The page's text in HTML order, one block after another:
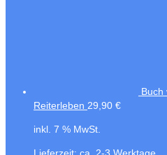
Buch
Reiterleben 29,90 €
inkl. 7 % MwSt.
Lieferzeit: ca. 2-3 Werktage